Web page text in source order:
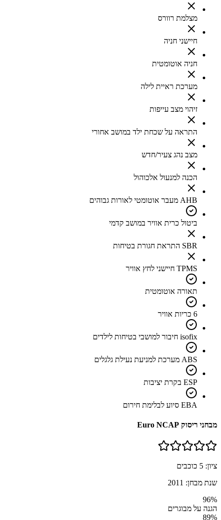
מצלמת רוורס
חיישני חניה
חניה אוטומטית
מערכת ראיית לילה
זיהוי מצב עייפות
התראה על שכחת ילד במושב אחורי
מצב נהג צעיר/חדש
הכנה למנעול אלכוהול
AHB מעבר אוטומטי לאורות גבוהים
ביטול כרית אוויר במושב קדמי
SBR התראת חגורת בטיחות
TPMS חיישני לחץ אוויר
תאורה אוטומטית
6 כריות אוויר
isofix חיבור למושבי בטיחות לילדים
ABS מערכת למניעת נעילת גלגלים
ESP בקרת יציבות
EBA סיוע לבלימת חירום
מבחני ריסוק Euro NCAP
ציון: 5 כוכבים
שנת מבחן: 2011
96%
הגנה על מבוגרים
89%